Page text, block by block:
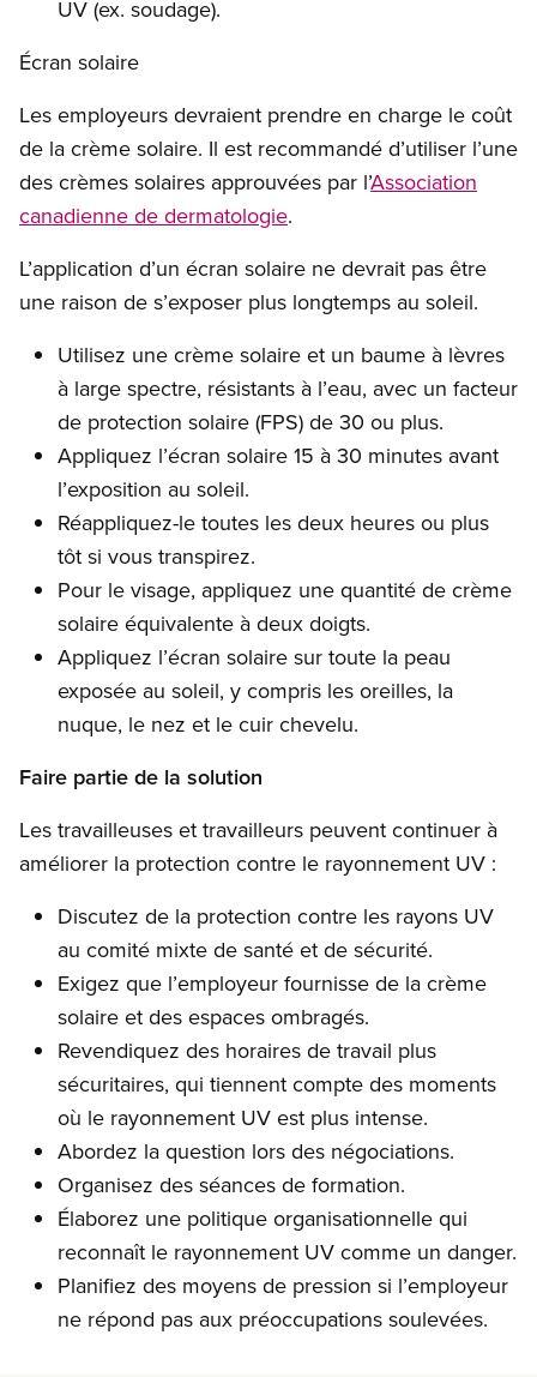
UV (ex. soudage).
Écran solaire
Les employeurs devraient prendre en charge le coût
de la crème solaire. Il est recommandé d’utiliser l’une
des crèmes solaires approuvées par l’Association
canadienne de dermatologie.
L’application d’un écran solaire ne devrait pas être
une raison de s’exposer plus longtemps au soleil.
Utilisez une crème solaire et un baume à lèvres
à large spectre, résistants à l’eau, avec un facteur
de protection solaire (FPS) de 30 ou plus.
Appliquez l’écran solaire 15 à 30 minutes avant
l’exposition au soleil.
Réappliquez-le toutes les deux heures ou plus
tôt si vous transpirez.
Pour le visage, appliquez une quantité de crème
solaire équivalente à deux doigts.
Appliquez l’écran solaire sur toute la peau
exposée au soleil, y compris les oreilles, la
nuque, le nez et le cuir chevelu.
Faire partie de la solution
Les travailleuses et travailleurs peuvent continuer à
améliorer la protection contre le rayonnement UV :
Discutez de la protection contre les rayons UV
au comité mixte de santé et de sécurité.
Exigez que l’employeur fournisse de la crème
solaire et des espaces ombragés.
Revendiquez des horaires de travail plus
sécuritaires, qui tiennent compte des moments
où le rayonnement UV est plus intense.
Abordez la question lors des négociations.
Organisez des séances de formation.
Élaborez une politique organisationnelle qui
reconnaît le rayonnement UV comme un danger.
Planifiez des moyens de pression si l’employeur
ne répond pas aux préoccupations soulevées.